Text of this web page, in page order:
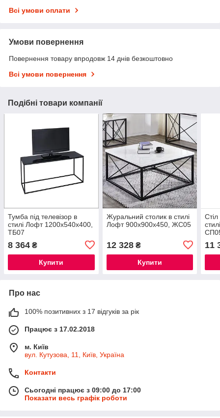
Всі умови оплати
Умови повернення
Повернення товару впродовж 14 днів безкоштовно
Всі умови повернення
Подібні товари компанії
Тумба під телевізор в
стилі Лофт 1200х540х400,
ТБ07
8 364 ₴
Купити
Журальний столик в стилі
Лофт 900х900х450, ЖС05
12 328₴
Купити
11
Про нас
100% позитивних з 17 відгуків за рік
Працює з 17.02.2018
м. Київ
вул. Кутузова, 11, Київ, Україна
Контакти
Сьогодні працює з 09:00 до 17:00
Показати весь графік роботи